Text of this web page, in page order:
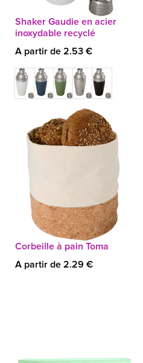
Shaker Gaudie en acier
inoxydable recyclé
A partir de 2.53 €
Corbeille à pain Toma
A partir de 2.29 €